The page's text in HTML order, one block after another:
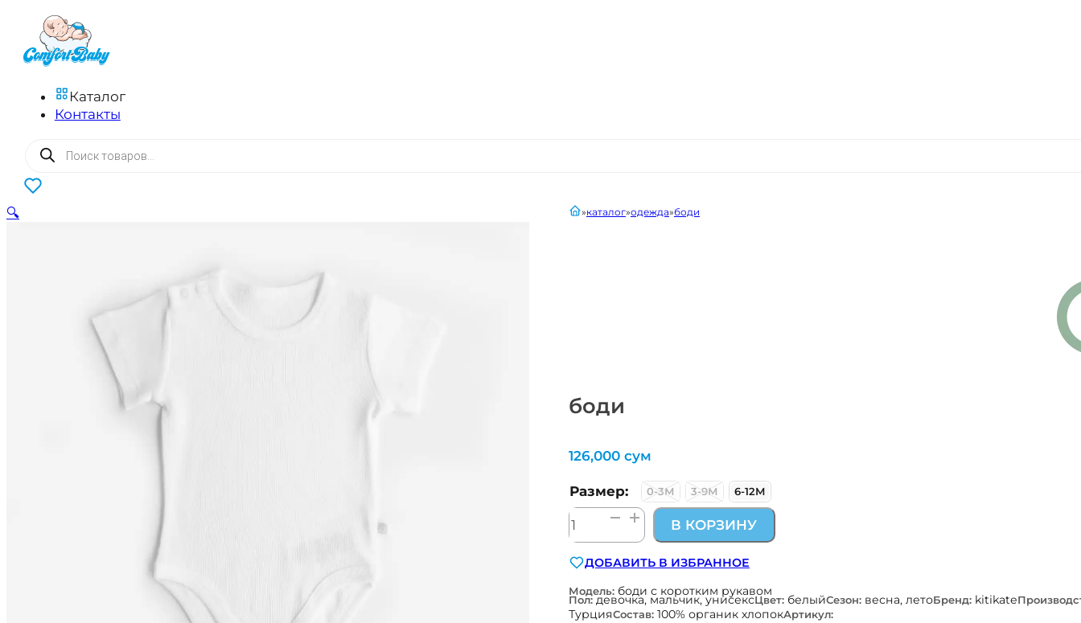
Каталог
Контакты
Поиск
товаров
0
боди
главнаякаталог одежда боди
126,000 сум
Размер: 0-3М 3-9М 6-12М
Количество
товара
В КОРЗИНУ
ДОБАВИТЬ В ИЗБРАННОЕ
Модель: боди с коротким рукавом
Пол: девочка, мальчик, унисексЦвет: белыйСезон: весна, летоБренд: kitikate
ТурцияСостав: 100% органик хлопокАртикул:
🔍